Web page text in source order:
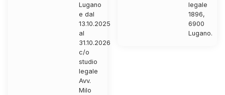
Lugano
e dal
13.10.2025
al
31.10.2026
c/o
studio
legale
Avv.
Milo
legale
1896,
6900
Lugano.